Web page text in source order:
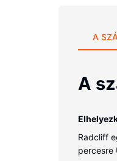
A
A
Radcliff
percesre